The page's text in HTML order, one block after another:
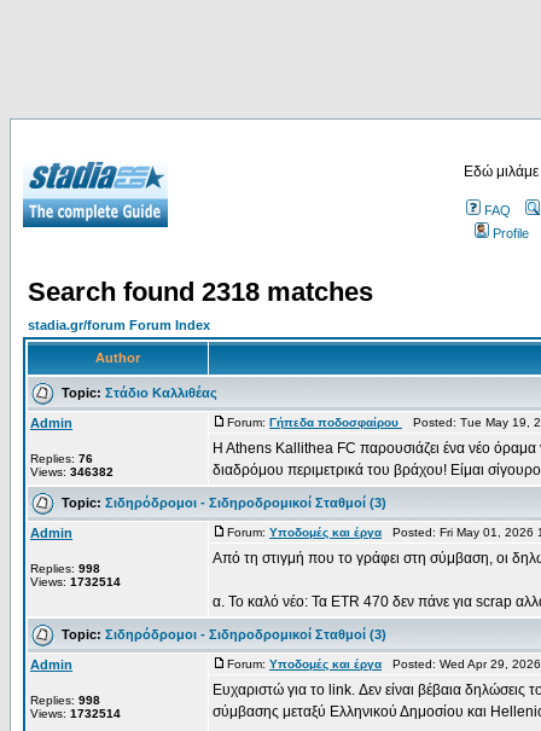
Εδώ
FAQ
Profile
Search found 2318 matches
stadia.gr/forum Forum Index
Author
Topic: Στάδιο Καλλιθέας
Admin
Replies: 76
Views: 346382
Forum: Γήπεδα ποδοσφαίρου Posted: Tue May 19,
H Athens Kallithea FC παρουσιάζει ένα νέο
διαδρόμου περιμετρικά του βράχου! Είμαι
Topic: Σιδηρόδρομοι - Σιδηροδρομικοί Σταθμοί (3)
Admin
Replies: 998
Views: 1732514
Forum: Υποδομές και έργα Posted: Fri May 01,
Από τη στιγμή που το γράφει στη σύμβαση, οι
α. Το καλό νέο: Τα ETR 470 δεν πάνε για scrap
Topic: Σιδηρόδρομοι - Σιδηροδρομικοί Σταθμοί (3)
Admin
Replies: 998
Views: 1732514
Forum: Υποδομές και έργα Posted: Wed Apr 29,
Ευχαριστώ για το link. Δεν είναι βέβαια
σύμβασης μεταξύ Ελληνικού Δημοσίου και